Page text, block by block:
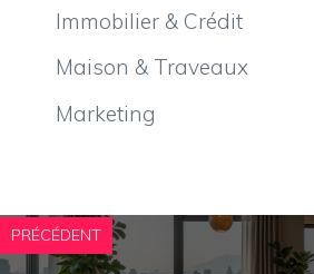
Immobilier & Crédit
Maison & Traveaux
Marketing
PRÉCÉDENT